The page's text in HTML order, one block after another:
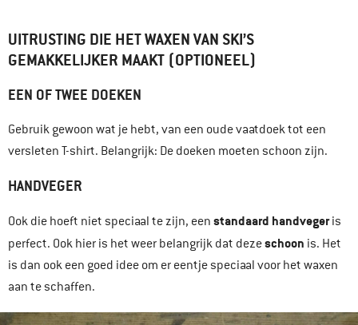
UITRUSTING DIE HET WAXEN VAN SKI’S
GEMAKKELIJKER MAAKT (OPTIONEEL)
EEN OF TWEE DOEKEN
Gebruik gewoon wat je hebt, van een oude vaatdoek tot een
versleten T-shirt. Belangrijk: De doeken moeten schoon zijn.
HANDVEGER
Ook die hoeft niet speciaal te zijn, een standaard handvegeris
perfect. Ook hier is het weer belangrijk dat dezeschoon is. Het
is dan ook een goed idee om er eentje speciaal voor het waxen
aan te schaffen.